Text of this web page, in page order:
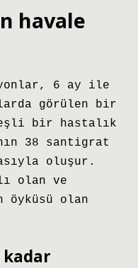
havale
6 ay ile
görülen bir
bir hastalık
38 santigrat
oluşur.
olan ve
öyküsü olan
kadar